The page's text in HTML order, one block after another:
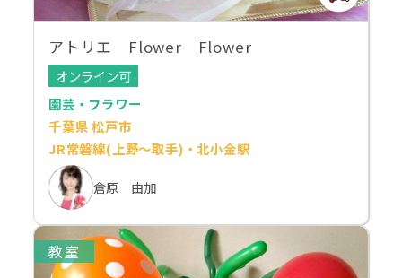
アトリエ Flower Flower
オンライン可
園芸・フラワー
千葉県 松戸市
JR常磐線(上野～取手)・北小金駅
倉原 由加
教室